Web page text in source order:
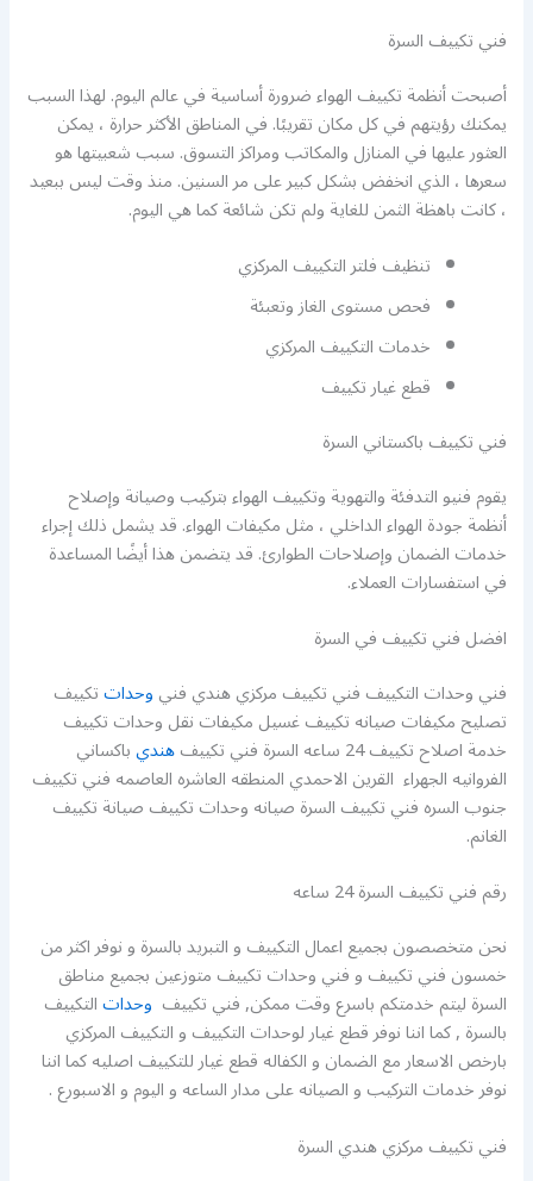
فني تكييف السرة
أصبحت أنظمة تكييف الهواء ضرورة أساسية في عالم اليوم. لهذا السبب
يمكنك رؤيتهم في كل مكان تقريبًا. في المناطق الأكثر حرارة ، يمكن
العثور عليها في المنازل والمكاتب ومراكز التسوق. سبب شعبيتها هو
سعرها ، الذي انخفض بشكل كبير على مر السنين. منذ وقت ليس ببعيد
، كانت باهظة الثمن للغاية ولم تكن شائعة كما هي اليوم.
تنظيف فلتر التكييف المركزي
فحص مستوى الغاز وتعبئة
خدمات التكييف المركزي
قطع غيار تكييف
فني تكييف باكستاني السرة
يقوم فنيو التدفئة والتهوية وتكييف الهواء بتركيب وصيانة وإصلاح
أنظمة جودة الهواء الداخلي ، مثل مكيفات الهواء. قد يشمل ذلك إجراء
خدمات الضمان وإصلاحات الطوارئ. قد يتضمن هذا أيضًا المساعدة
في استفسارات العملاء.
افضل فني تكييف في السرة
فني وحدات التكييف فني تكييف مركزي هندي فنيوحداتتكييف
تصليح مكيفات صيانه تكييف غسيل مكيفات نقل وحدات تكييف
خدمة اصلاح تكييف 24 ساعه السرة فني تكييف هنديباكساني
الفروانيه الجهراء القرين الاحمدي المنطقه العاشره العاصمه فني تكييف
جنوب السره فني تكييف السرة صيانه وحدات تكييف صيانة تكييف
الغانم.
رقم فني تكييف السرة 24 ساعه
نحن متخصصون بجميع اعمال التكييف و التبريد بالسرة و نوفر اكثر من
خمسون فني تكييف و فني وحدات تكييف متوزعين بجميع مناطق
السرة ليتم خدمتكم باسرع وقت ممكن, فني تكييف وحداتالتكييف
بالسرة , كما اننا نوفر قطع غيار لوحدات التكييف و التكييف المركزي
بارخص الاسعار مع الضمان و الكفاله قطع غيار للتكييف اصليه كما اننا
نوفر خدمات التركيب و الصيانه على مدار الساعه و اليوم و الاسبورع .
فني تكييف مركزي هندي السرة